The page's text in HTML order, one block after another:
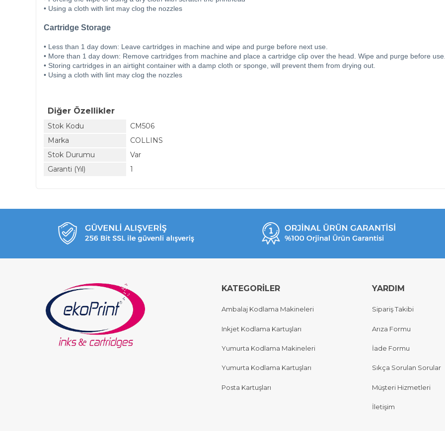
• Using a cloth with lint may clog the nozzles
Cartridge Storage
• Less than 1 day down: Leave cartridges in machine and wipe and purge before next use.
• More than 1 day down: Remove cartridges from machine and place a cartridge clip over the head. Wipe and purge before
• Storing cartridges in an airtight container with a damp cloth or sponge, will prevent them from drying out.
• Using a cloth with lint may clog the nozzles
Diğer Özellikler
Stok Kodu
CM506
Marka
COLLINS
Stok Durumu
Var
Garanti (Yıl)
1
KATEGORİLER
Ambalaj Kodlama Makineleri
Inkjet Kodlama Kartuşları
Yumurta Kodlama Makineleri
Yumurta Kodlama Kartuşları
Posta Kartuşları
YARDIM
Sipariş Takibi
Arıza Formu
İade Formu
Sıkça Sorulan Sorular
Müşteri Hizmetleri
İletişim